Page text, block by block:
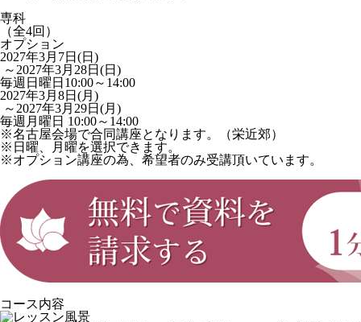
専科
（全4回）
オプション
2027年3月7日(日)
～2027年3月28日(日)
毎週日曜日10:00～14:00
2027年3月8日(月)
～2027年3月29日(月)
毎週月曜日 10:00～14:00
※名古屋会場で合同講座となります。（栄近郊）
※日曜、月曜を選択できます。
※オプション講座の為、希望者のみ受講頂いています。
コース内容